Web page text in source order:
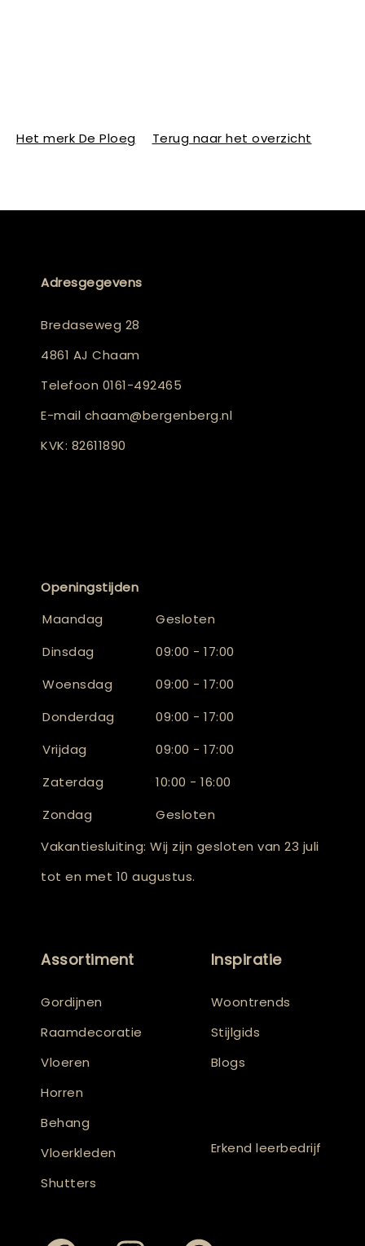
Het merk De Ploeg Terug naar het overzicht
Adresgegevens
Bredaseweg 28
4861 AJ Chaam
Telefoon 0161-492465
E-mail chaam@bergenberg.nl
KVK: 82611890
Openingstijden
Maandag
Gesloten
Dinsdag
09:00 - 17:00
Woensdag
09:00 - 17:00
Donderdag
09:00 - 17:00
Vrijdag
09:00 - 17:00
Zaterdag
10:00 - 16:00
Zondag
Gesloten
Vakantiesluiting: Wij zijn gesloten van 23 juli
tot en met 10 augustus.
Assortiment
Gordijnen
Raamdecoratie
Vloeren
Horren
Behang
Vloerkleden
Shutters
Inspiratie
Woontrends
Stijlgids
Blogs
Erkend leerbedrijf